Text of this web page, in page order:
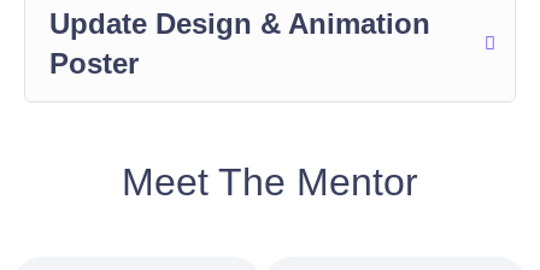
Update Design & Animation
Poster
Meet The Mentor